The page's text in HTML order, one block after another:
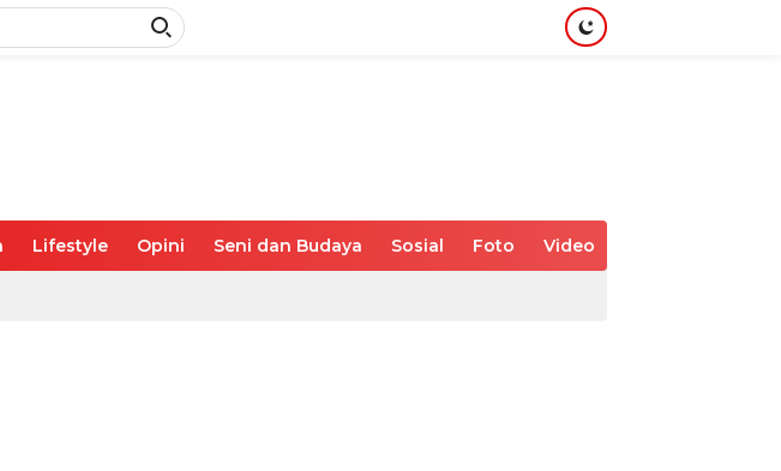
Lifestyle Opini Seni dan Budaya Sosial Foto Video